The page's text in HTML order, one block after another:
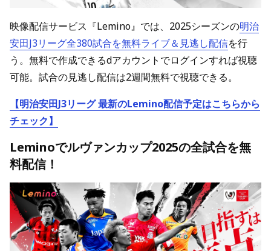
映像配信サービス『Lemino』では、2025シーズンの明治
安田J3リーグ全380試合を無料ライブ＆見逃し配信を行
う。無料で作成できるdアカウントでログインすれば視聴
可能。試合の見逃し配信は2週間無料で視聴できる。
【明治安田J3リーグ 最新のLemino配信予定はこちらから
チェック】
Leminoでルヴァンカップ2025の全試合を無
料配信！